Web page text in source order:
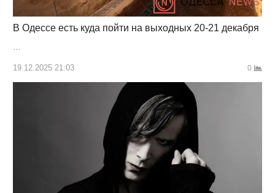
В Одессе есть куда пойти на выходных 20-21 декабря
19.12.2025 21:03 0